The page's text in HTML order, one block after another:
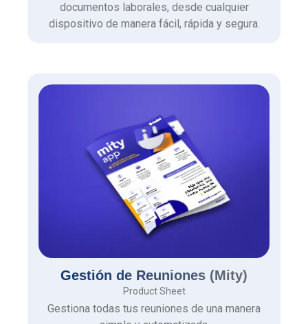
documentos laborales, desde cualquier
dispositivo de manera fácil, rápida y segura.
Gestión de Reuniones (Mity)
Product Sheet
Gestiona todas tus reuniones de una manera